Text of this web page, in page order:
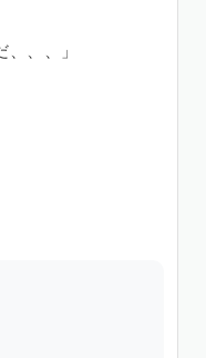
、、」